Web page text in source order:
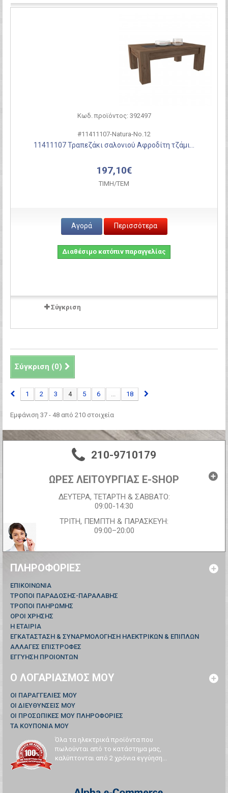
Κωδ. προϊόντος: 392497
#11411107-Natura-Νο.12
11411107 Τραπεζάκι σαλονιού Αφροδίτη τζάμι...
197,10€
ΤΙΜH/ΤΕΜ
Αγορά Περισσότερα
Διαθέσιμο κατόπιν παραγγελίας
Σύγκριση
Σύγκριση (0)
1 2 3 4 5 6 ... 18
Εμφάνιση 37 - 48 από 210 στοιχεία
210-9710179
ΩΡΕΣ ΛΕΙΤΟΥΡΓΙΑΣ E-SHOP
ΔΕΥΤΕΡΑ, ΤΕΤΑΡΤΗ & ΣΑΒΒΑΤΟ:
09:00-14:30
ΤΡΙΤΗ, ΠΕΜΠΤΗ & ΠΑΡΑΣΚΕΥΗ:
09:00–20:00
ΠΛΗΡΟΦΟΡΊΕΣ
ΕΠΙΚΟΙΝΩΝΊΑ
ΤΡΟΠΟΙ ΠΑΡΑΔΟΣΗΣ-ΠΑΡΑΛΑΒΗΣ
ΤΡΟΠΟΙ ΠΛΗΡΩΜΗΣ
ΟΡΟΙ ΧΡΗΣΗΣ
Η ΕΤΑΙΡΙΑ
ΕΓΚΑΤΑΣΤΑΣΗ & ΣΥΝΑΡΜΟΛΟΓΗΣΗ ΗΛΕΚΤΡΙΚΩΝ & ΕΠΙΠΛΩΝ
ΑΛΛΑΓΕΣ ΕΠΙΣΤΡΟΦΕΣ
ΕΓΓΥΗΣΗ ΠΡΟΙΟΝΤΩΝ
Ο ΛΟΓΑΡΙΑΣΜΌΣ ΜΟΥ
ΟΙ ΠΑΡΑΓΓΕΛΊΕΣ ΜΟΥ
ΟΙ ΔΙΕΥΘΎΝΣΕΙΣ ΜΟΥ
ΟΙ ΠΡΟΣΩΠΙΚΈΣ ΜΟΥ ΠΛΗΡΟΦΟΡΊΕΣ
ΤΑ ΚΟΥΠΌΝΙΑ ΜΟΥ
Όλα τα ηλεκτρικά προϊόντα που
πωλούνται από το κατάστημα μας,
καλύπτονται από 2 χρόνια εγγύηση...